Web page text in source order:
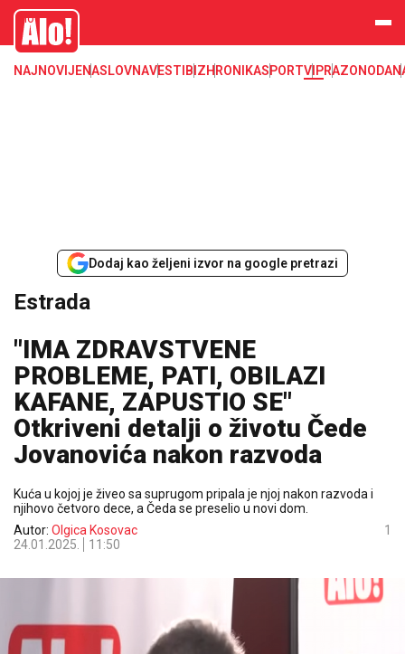
Estrada, poznati, VIP
Alo
NAJNOVIJENASLOVNAVESTI BIZHRONIKASPORTVIPRAZONODA
Dodaj kao željeni izvor na google pretrazi
Estrada
"IMA ZDRAVSTVENE
PROBLEME, PATI, OBILAZI
KAFANE, ZAPUSTIO SE"
Otkriveni detalji o životu Čede
Jovanovića nakon razvoda
Kuća u kojoj je živeo sa suprugom pripala je njoj nakon razvoda i
njihovo četvoro dece, a Čeda se preselio u novi dom.
Autor: Olgica Kosovac
24.01.2025.
11:50
1